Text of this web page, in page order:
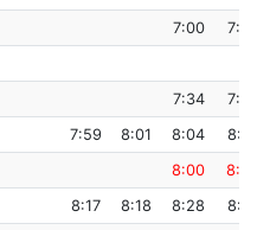
7:00
7:34 7:37
7:59 8:01 8:04
8:00
8:17 8:18 8:28 8:31